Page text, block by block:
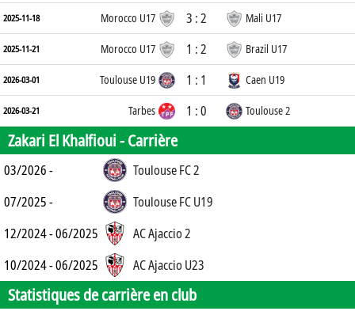
2025-11-18 Morocco U17 3 : 2 Mali U17
2025-11-21 Morocco U17 1 : 2 Brazil U17
2026-03-01 Toulouse U19 1 : 1 Caen U19
2026-03-21 Tarbes 1 : 0 Toulouse 2
Zakari El Khalfioui -Carrière
03/2026 -
Toulouse FC 2
07/2025 -
Toulouse FC U19
12/2024 - 06/2025
AC Ajaccio 2
10/2024 - 06/2025
AC Ajaccio U23
Statistiques de carrière en club